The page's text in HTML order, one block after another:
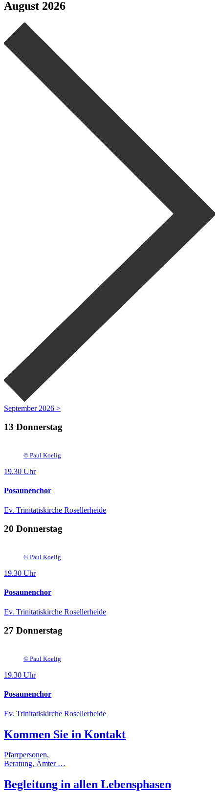
August 2026
September 2026 >
13 Donnerstag
© Paul Koelig
19.30 Uhr
Posaunenchor
Ev. Trinitatiskirche Rosellerheide
20 Donnerstag
© Paul Koelig
19.30 Uhr
Posaunenchor
Ev. Trinitatiskirche Rosellerheide
27 Donnerstag
© Paul Koelig
19.30 Uhr
Posaunenchor
Ev. Trinitatiskirche Rosellerheide
Kommen Sie in Kontakt
Pfarrpersonen,
Beratung, Ämter …
Begleitung in allen Lebensphasen